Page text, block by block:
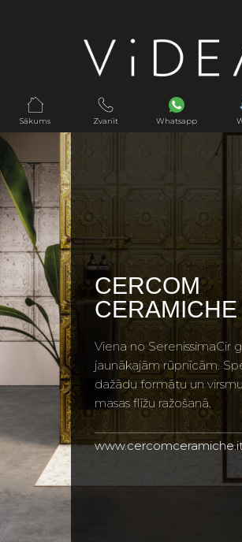
Sākums Zvanīt Whatsapp
CERCOM
CERAMICHE
Viena no SerenissimaCir
jaunākajām rūpnīcām.
dažādu formātu un
masas flīžu ražošanā.